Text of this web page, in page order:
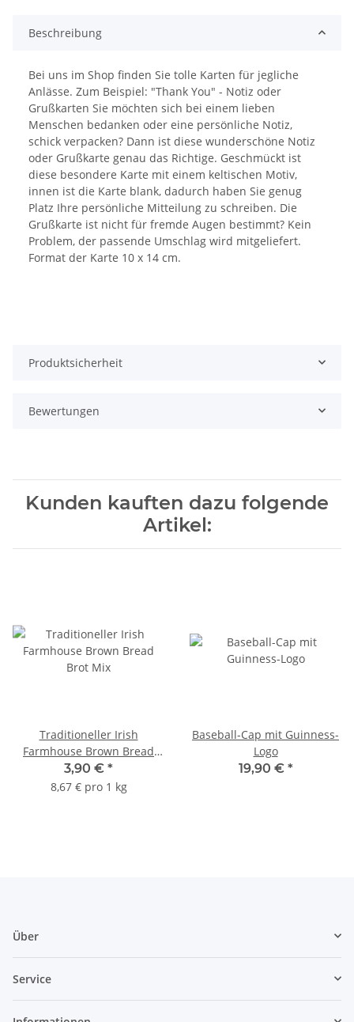
Beschreibung
Bei uns im Shop finden Sie tolle Karten für jegliche
Anlässe. Zum Beispiel: "Thank You" - Notiz oder
Grußkarten Sie möchten sich bei einem lieben
Menschen bedanken oder eine persönliche Notiz,
schick verpacken? Dann ist diese wunderschöne Notiz
oder Grußkarte genau das Richtige. Geschmückt ist
diese besondere Karte mit einem keltischen Motiv,
innen ist die Karte blank, dadurch haben Sie genug
Platz Ihre persönliche Mitteilung zu schreiben. Die
Grußkarte ist nicht für fremde Augen bestimmt? Kein
Problem, der passende Umschlag wird mitgeliefert.
Format der Karte 10 x 14 cm.
Produktsicherheit
Bewertungen
Kunden kauften dazu folgende
Artikel:
Traditioneller Irish
Farmhouse Brown Bread
Brot Mix
3,90 € *
8,67 € pro 1 kg
Baseball-Cap mit Guinness-
Logo
19,90 € *
Über
Service